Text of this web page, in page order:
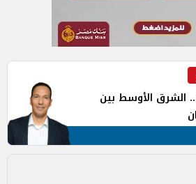
الشرق الأوسط بين